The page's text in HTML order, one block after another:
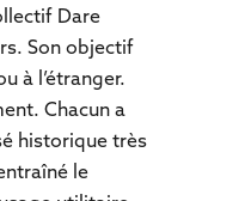
Dare
Son objectif
à l’étranger.
Chacun a
historique très
le